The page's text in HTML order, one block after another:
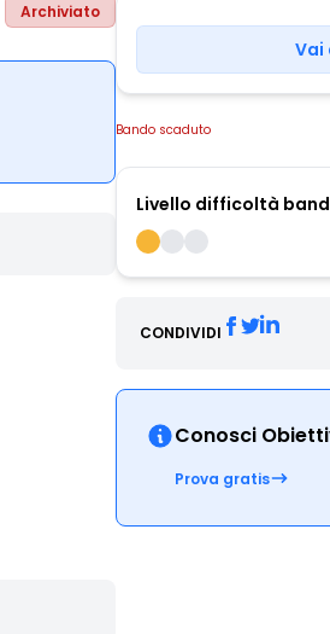
Archiviato
Vai
Bando scaduto
Livello difficoltà
CONDIVIDI
Conosci
Prova gratis